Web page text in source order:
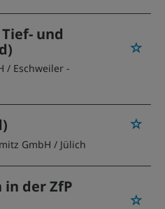
und
/ Eschweiler -
GmbH / Jülich
der ZfP